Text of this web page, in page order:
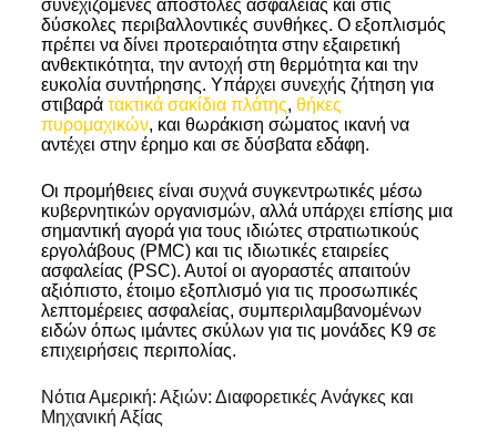
συνεχιζόμενες αποστολές ασφαλείας και στις
δύσκολες περιβαλλοντικές συνθήκες. Ο εξοπλισμός
πρέπει να δίνει προτεραιότητα στην εξαιρετική
ανθεκτικότητα, την αντοχή στη θερμότητα και την
ευκολία συντήρησης. Υπάρχει συνεχής ζήτηση για
στιβαρά τακτικά σακίδια πλάτης, θήκες
πυρομαχικών, και θωράκιση σώματος ικανή να
αντέχει στην έρημο και σε δύσβατα εδάφη.
Οι προμήθειες είναι συχνά συγκεντρωτικές μέσω
κυβερνητικών οργανισμών, αλλά υπάρχει επίσης μια
σημαντική αγορά για τους ιδιώτες στρατιωτικούς
εργολάβους (PMC) και τις ιδιωτικές εταιρείες
ασφαλείας (PSC). Αυτοί οι αγοραστές απαιτούν
αξιόπιστο, έτοιμο εξοπλισμό για τις προσωπικές
λεπτομέρειες ασφαλείας, συμπεριλαμβανομένων
ειδών όπως ιμάντες σκύλων για τις μονάδες K9 σε
επιχειρήσεις περιπολίας.
Νότια Αμερική: Αξιών: Διαφορετικές Ανάγκες και
Μηχανική Αξίας